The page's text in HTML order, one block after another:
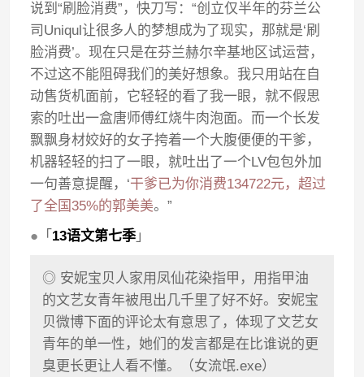
说到“刷脸消费”，快刀写：“创立仅半年的芬兰公
司Uniqul让很多人的梦想成为了现实，那就是‘刷
脸消费’。现在只是在芬兰赫尔辛基地区试运营，
不过这不能阻碍我们的美好想象。我只用站在自
动售货机面前，它轻轻的看了我一眼，就不假思
索的吐出一盒唐师傅红烧牛肉泡面。而一个长发
飘飘身材姣好的女子挎着一个大腹便便的干爹，
机器轻轻的扫了一眼，就吐出了一个LV包包外加
一句善意提醒，‘干爹已为你消费134722元，超过
了全国35%的郭美美。”
● 「 13语文第七季 」
◎ 安妮宝贝人家用凤仙花染指甲，用指甲油
的文艺女青年被甩出几千里了好不好。安妮宝
贝微博下面的评论太有意思了，体现了文艺女
青年的单一性，她们的发言都是在比谁说的更
臭更长更让人看不懂。（女流氓.exe）